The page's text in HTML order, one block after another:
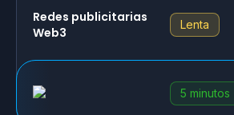
Redes publicitarias
Web3
Lenta
5 minutos